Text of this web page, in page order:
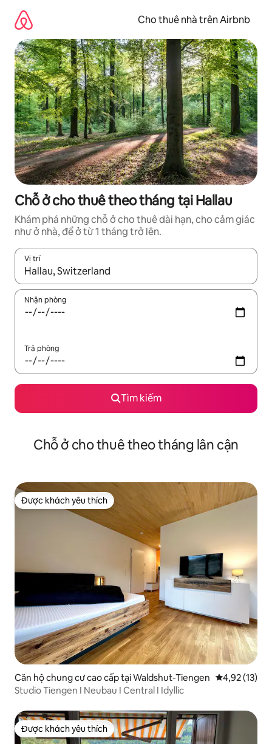
dung
Cho thuê nhà trên Airbnb
Chỗ ở cho thuê theo tháng tại Hallau
Khám phá những chỗ ở cho thuê dài hạn, cho cảm giác
như ở nhà, để ở từ 1 tháng trở lên.
Vị trí
Khi có kết quả, hãy điều hướng bằng phím mũi tên lên và
Nhận phòng
Trả phòng
Tìm kiếm
Chỗ ở cho thuê theo tháng lân cận
Được khách yêu thích
Được khách yêu thích
Căn hộ chung cư cao cấp tại Waldshut-Tiengen Xếp hạng
4,92 (13)
Studio Tiengen I Neubau I Central I Idyllic
Được khách yêu thích
Được khách yêu thích